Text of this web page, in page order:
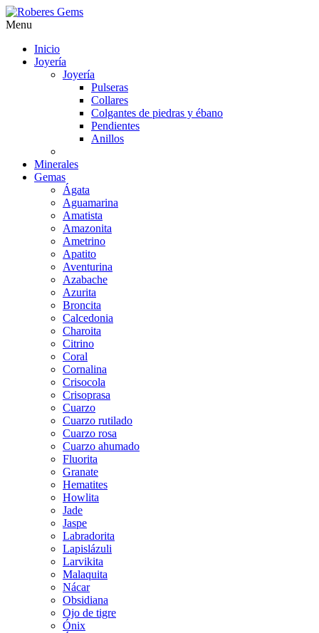
Menu
Inicio
Joyería
Joyería
Pulseras
Collares
Colgantes de piedras y ébano
Pendientes
Anillos
Minerales
Gemas
Ágata
Aguamarina
Amatista
Amazonita
Ametrino
Apatito
Aventurina
Azabache
Azurita
Broncita
Calcedonia
Charoita
Citrino
Coral
Cornalina
Crisocola
Crisoprasa
Cuarzo
Cuarzo rutilado
Cuarzo rosa
Cuarzo ahumado
Fluorita
Granate
Hematites
Howlita
Jade
Jaspe
Labradorita
Lapislázuli
Larvikita
Malaquita
Nácar
Obsidiana
Ojo de tigre
Ónix